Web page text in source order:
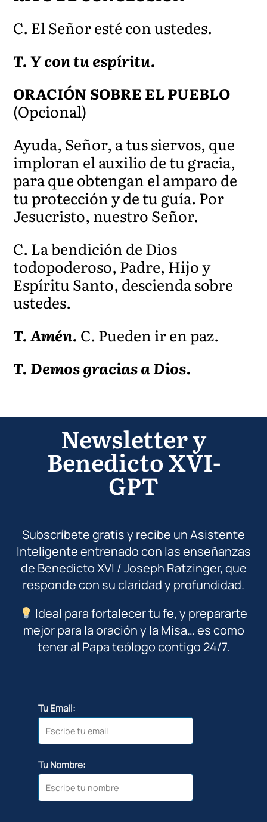
C. El Señor esté con ustedes.
T. Y con tu espíritu.
ORACIÓN SOBRE EL PUEBLO
(Opcional)
Ayuda, Señor, a tus siervos, que
imploran el auxilio de tu gracia,
para que obtengan el amparo de
tu protección y de tu guía. Por
Jesucristo, nuestro Señor.
C. La bendición de Dios
todopoderoso, Padre, Hijo y
Espíritu Santo, descienda sobre
ustedes.
T. Amén. C. Pueden ir en paz.
T. Demos gracias a Dios.
Newsletter y
Benedicto XVI-
GPT
Subscríbete gratis y recibe un Asistente
Inteligente entrenado con las enseñanzas
de Benedicto XVI / Joseph Ratzinger, que
responde con su claridad y profundidad.
Ideal para fortalecer tu fe, y prepararte
mejor para la oración y la Misa… es como
tener al Papa teólogo contigo 24/7.
Tu Email:
Tu Nombre: